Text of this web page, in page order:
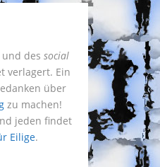
und des social
verlagert. Ein
über
zu machen!
jeden findet
Eilige.